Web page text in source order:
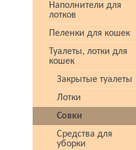
Наполнители для
лотков
Пеленки для кошек
Туалеты, лотки для
кошек
Закрытые туалеты
Лотки
Совки
Средства для
уборки